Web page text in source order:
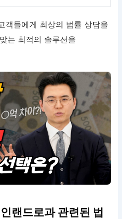
객들에게 최상의 법률 상담을
는 최적의 솔루션을
랜드로과 관련된 법